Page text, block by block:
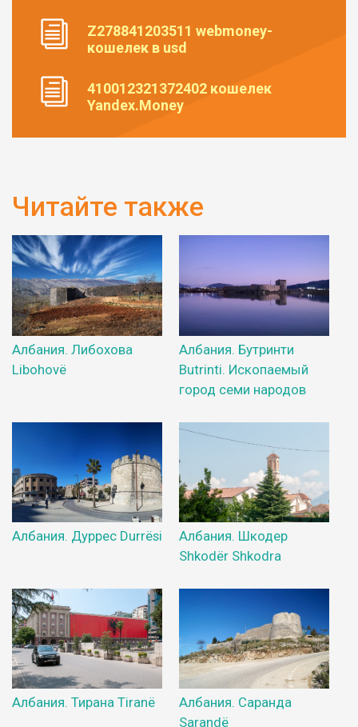
Z278841203511 webmoney-
кошелек в usd
410012321372402 кошелек
Yandex.Money
Читайте также
Албания. Либохова
Libohovë
Албания. Бутринти
Butrinti. Ископаемый
город семи народов
Албания. Дуррес Durrësi
Албания. Шкодер
Shkodër Shkodra
Албания. Тирана Tiranë
Албания. Саранда
Sarandë